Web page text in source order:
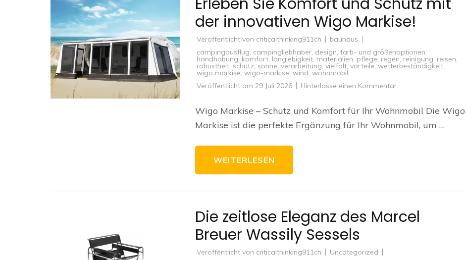
der innovativen Wigo Markise!
Veröffentlicht von criticalthinking911ch
bauhaus
campingausflug, campingliebhaber, design, farb- und größenoptionen,
handhabung, komfort, langlebigkeit, materialien, pflege, regen, reinigung, reisen,
robustheit, schutz, sonne, verarbeitung, vielfalt, vorteile, wetterbeständigkeit,
wigo markise, wigo-markise, wind, wohnmobil
Veröffentlicht am 29 Juli 2026 Hinterlasse einen Kommentarzu
Komfort
und
Schutz
mit
Wigo Markise – Schutz und Komfort für Ihr Wohnmobil Die Wigo
Markise ist die perfekte Ergänzung für Ihr Wohnmobil, um …
WEITERLESEN
Die zeitlose Eleganz des Marcel
Breuer Wassily Sessels
Veröffentlicht von criticalthinking911ch
Uncategorized